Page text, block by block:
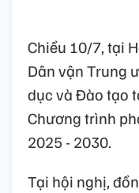
Chiều 10/7, tại
Dân vận Trung
dục và Đào tạo
Chương trình
2025 - 2030.
Tại hội nghị,